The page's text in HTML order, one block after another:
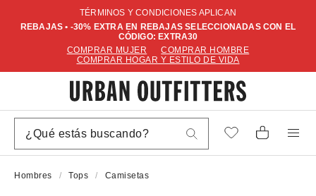
TÉRMINOS Y CONDICIONES APLICAN
REBAJAS • -30% EXTRA EN REBAJAS SELECCIONADAS CON EL
CÓDIGO: EXTRA30
COMPRAR MUJER
COMPRAR HOMBRE
COMPRAR HOGAR Y ESTILO DE VIDA
Hombres Tops Camisetas